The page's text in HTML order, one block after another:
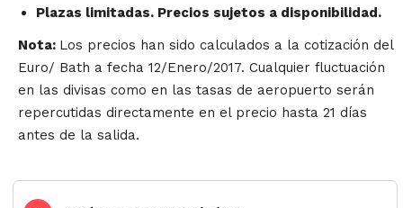
Plazas limitadas. Precios sujetos a disponibilidad.
Nota: Los precios han sido calculados a la cotización del
Euro/ Bath a fecha 12/Enero/2017. Cualquier fluctuación
en las divisas como en las tasas de aeropuerto serán
repercutidas directamente en el precio hasta 21 días
antes de la salida.